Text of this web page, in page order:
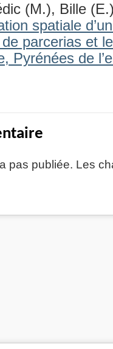
(M.), Bille
spatiale
parcerias et
Pyrénées de
pas publiée. Les